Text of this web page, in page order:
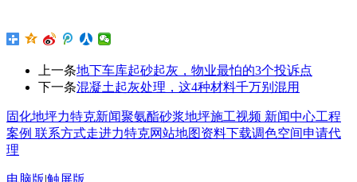
上一条地下车库起砂起灰，物业最怕的3个投诉点
下一条混凝土起灰处理，这4种材料千万别混用
固化地坪力特克新闻聚氨酯砂浆地坪施工视频 新闻中心工程
案例 联系方式走进力特克网站地图资料下载调色空间申请代
理